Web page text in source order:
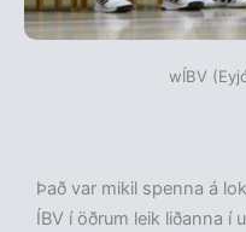
wÍBV
Það var mikil spenna á
ÍBV í öðrum leik liðanna í